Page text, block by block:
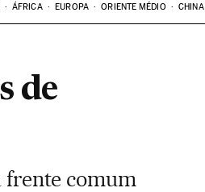
ÁFRICA EUROPA ORIENTE MÉDIO CHINA
de
frente comum